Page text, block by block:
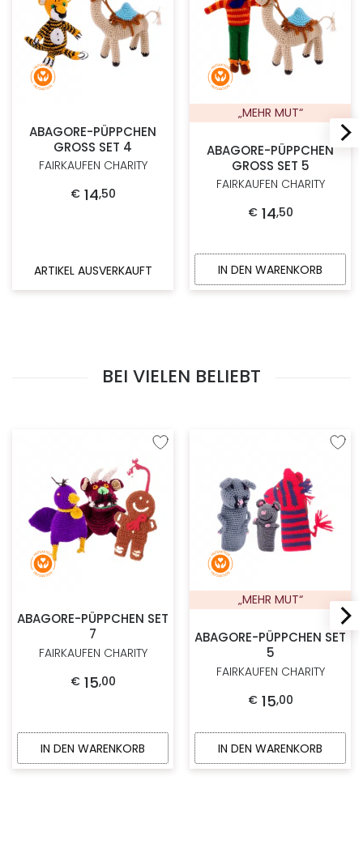
ABAGORE-PÜPPCHEN
GROSS SET 4
FAIRKAUFEN CHARITY
€ 14,50
ARTIKEL AUSVERKAUFT
„MEHR MUT“
ABAGORE-PÜPPCHEN
GROSS SET 5
FAIRKAUFEN CHARITY
€ 14,50
IN DEN WARENKORB
BEI VIELEN BELIEBT
Zur Wunschliste hinzufügen
ABAGORE-PÜPPCHEN SET
7
FAIRKAUFEN CHARITY
€ 15,00
IN DEN WARENKORB
Zur
„MEHR MUT“
ABAGORE-PÜPPCHEN SET
5
FAIRKAUFEN CHARITY
€ 15,00
IN DEN WARENKORB